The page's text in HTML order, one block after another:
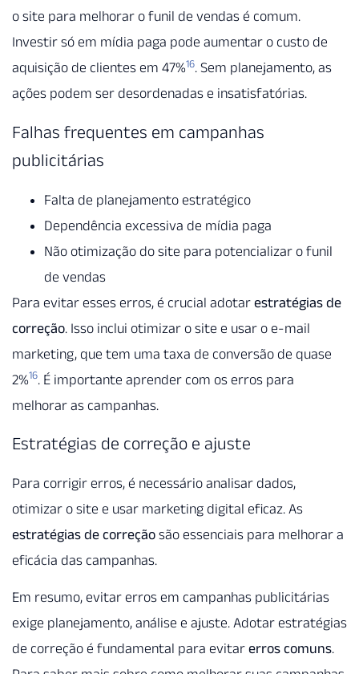
o site para melhorar o funil de vendas é comum.
Investir só em mídia paga pode aumentar o custo de
aquisição de clientes em 47%16. Sem planejamento, as
ações podem ser desordenadas e insatisfatórias.
Falhas frequentes em campanhas
publicitárias
Falta de planejamento estratégico
Dependência excessiva de mídia paga
Não otimização do site para potencializar o funil
de vendas
Para evitar esses erros, é crucial adotar estratégias de
correção. Isso inclui otimizar o site e usar o e-mail
marketing, que tem uma taxa de conversão de quase
2%16. É importante aprender com os erros para
melhorar as campanhas.
Estratégias de correção e ajuste
Para corrigir erros, é necessário analisar dados,
otimizar o site e usar marketing digital eficaz. As
estratégias de correção são essenciais para melhorar a
eficácia das campanhas.
Em resumo, evitar erros em campanhas publicitárias
exige planejamento, análise e ajuste. Adotar estratégias
de correção é fundamental para evitar erros comuns.